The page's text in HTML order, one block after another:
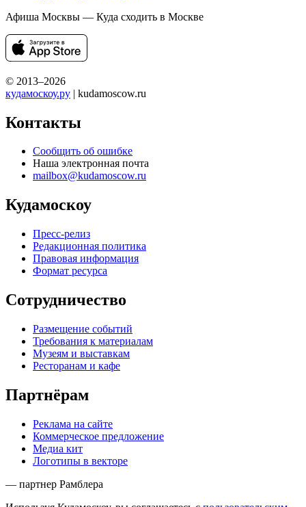
Афиша Москвы — Куда сходить в Москве
© 2013–2026
кудамоскоу.ру | kudamoscow.ru
Контакты
Сообщить об ошибке
Наша электронная почта
mailbox@kudamoscow.ru
Кудамоскоу
Пресс-релиз
Редакционная политика
Правовая информация
Формат ресурса
Сотрудничество
Размещение событий
Требования к материалам
Музеям и выставкам
Ресторанам и кафе
Партнёрам
Реклама на сайте
Коммерческое предложение
Медиа кит
Логотипы в векторе
— партнер Рамблера